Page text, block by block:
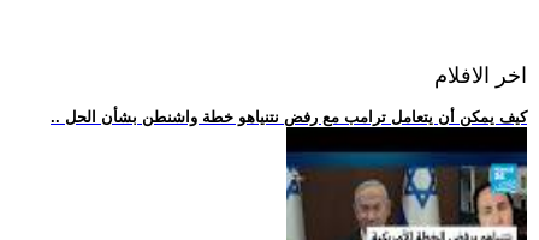
اخر الافلام
.. كيف يمكن أن يتعامل ترامب مع رفض نتنياهو خطة واشنطن بشأن الحل